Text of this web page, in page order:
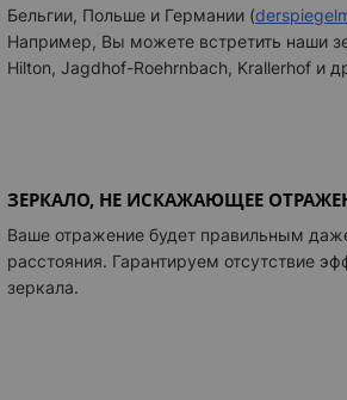
Бельгии, Польше и Германии (
Например, Вы можете встретить наши
Hilton, Jagdhof-Roehrnbach, Krallerhof и
ЗЕРКАЛО, НЕ ИСКАЖАЮЩЕЕ
Ваше отражение будет правильным
расстояния. Гарантируем отсутствие
зеркала.